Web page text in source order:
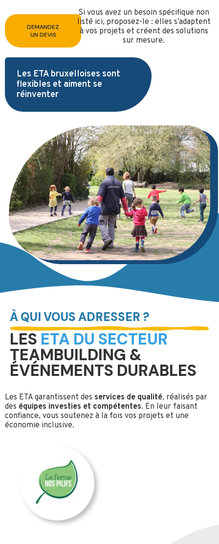
DEMANDEZ
UN DEVIS
Si vous avez un besoin spécifique non
listé ici, proposez-le : elles s’adaptent
à vos projets et créent des solutions
sur mesure.
Les ETA bruxelloises sont
flexibles et aiment se
réinventer
À QUI VOUS ADRESSER ?
LES ETA DU SECTEUR
TEAMBUILDING &
ÉVÉNEMENTS DURABLES
Les ETA garantissent des services de qualité, réalisés par
des équipes investies et compétentes. En leur faisant
confiance, vous soutenez à la fois vos projets et une
économie inclusive.